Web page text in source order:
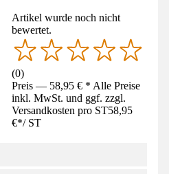
Artikel wurde noch nicht
bewertet.
(0)
Preis — 58,95 € * Alle Preise
inkl. MwSt. und ggf. zzgl.
Versandkosten pro ST58,95
€*/ ST